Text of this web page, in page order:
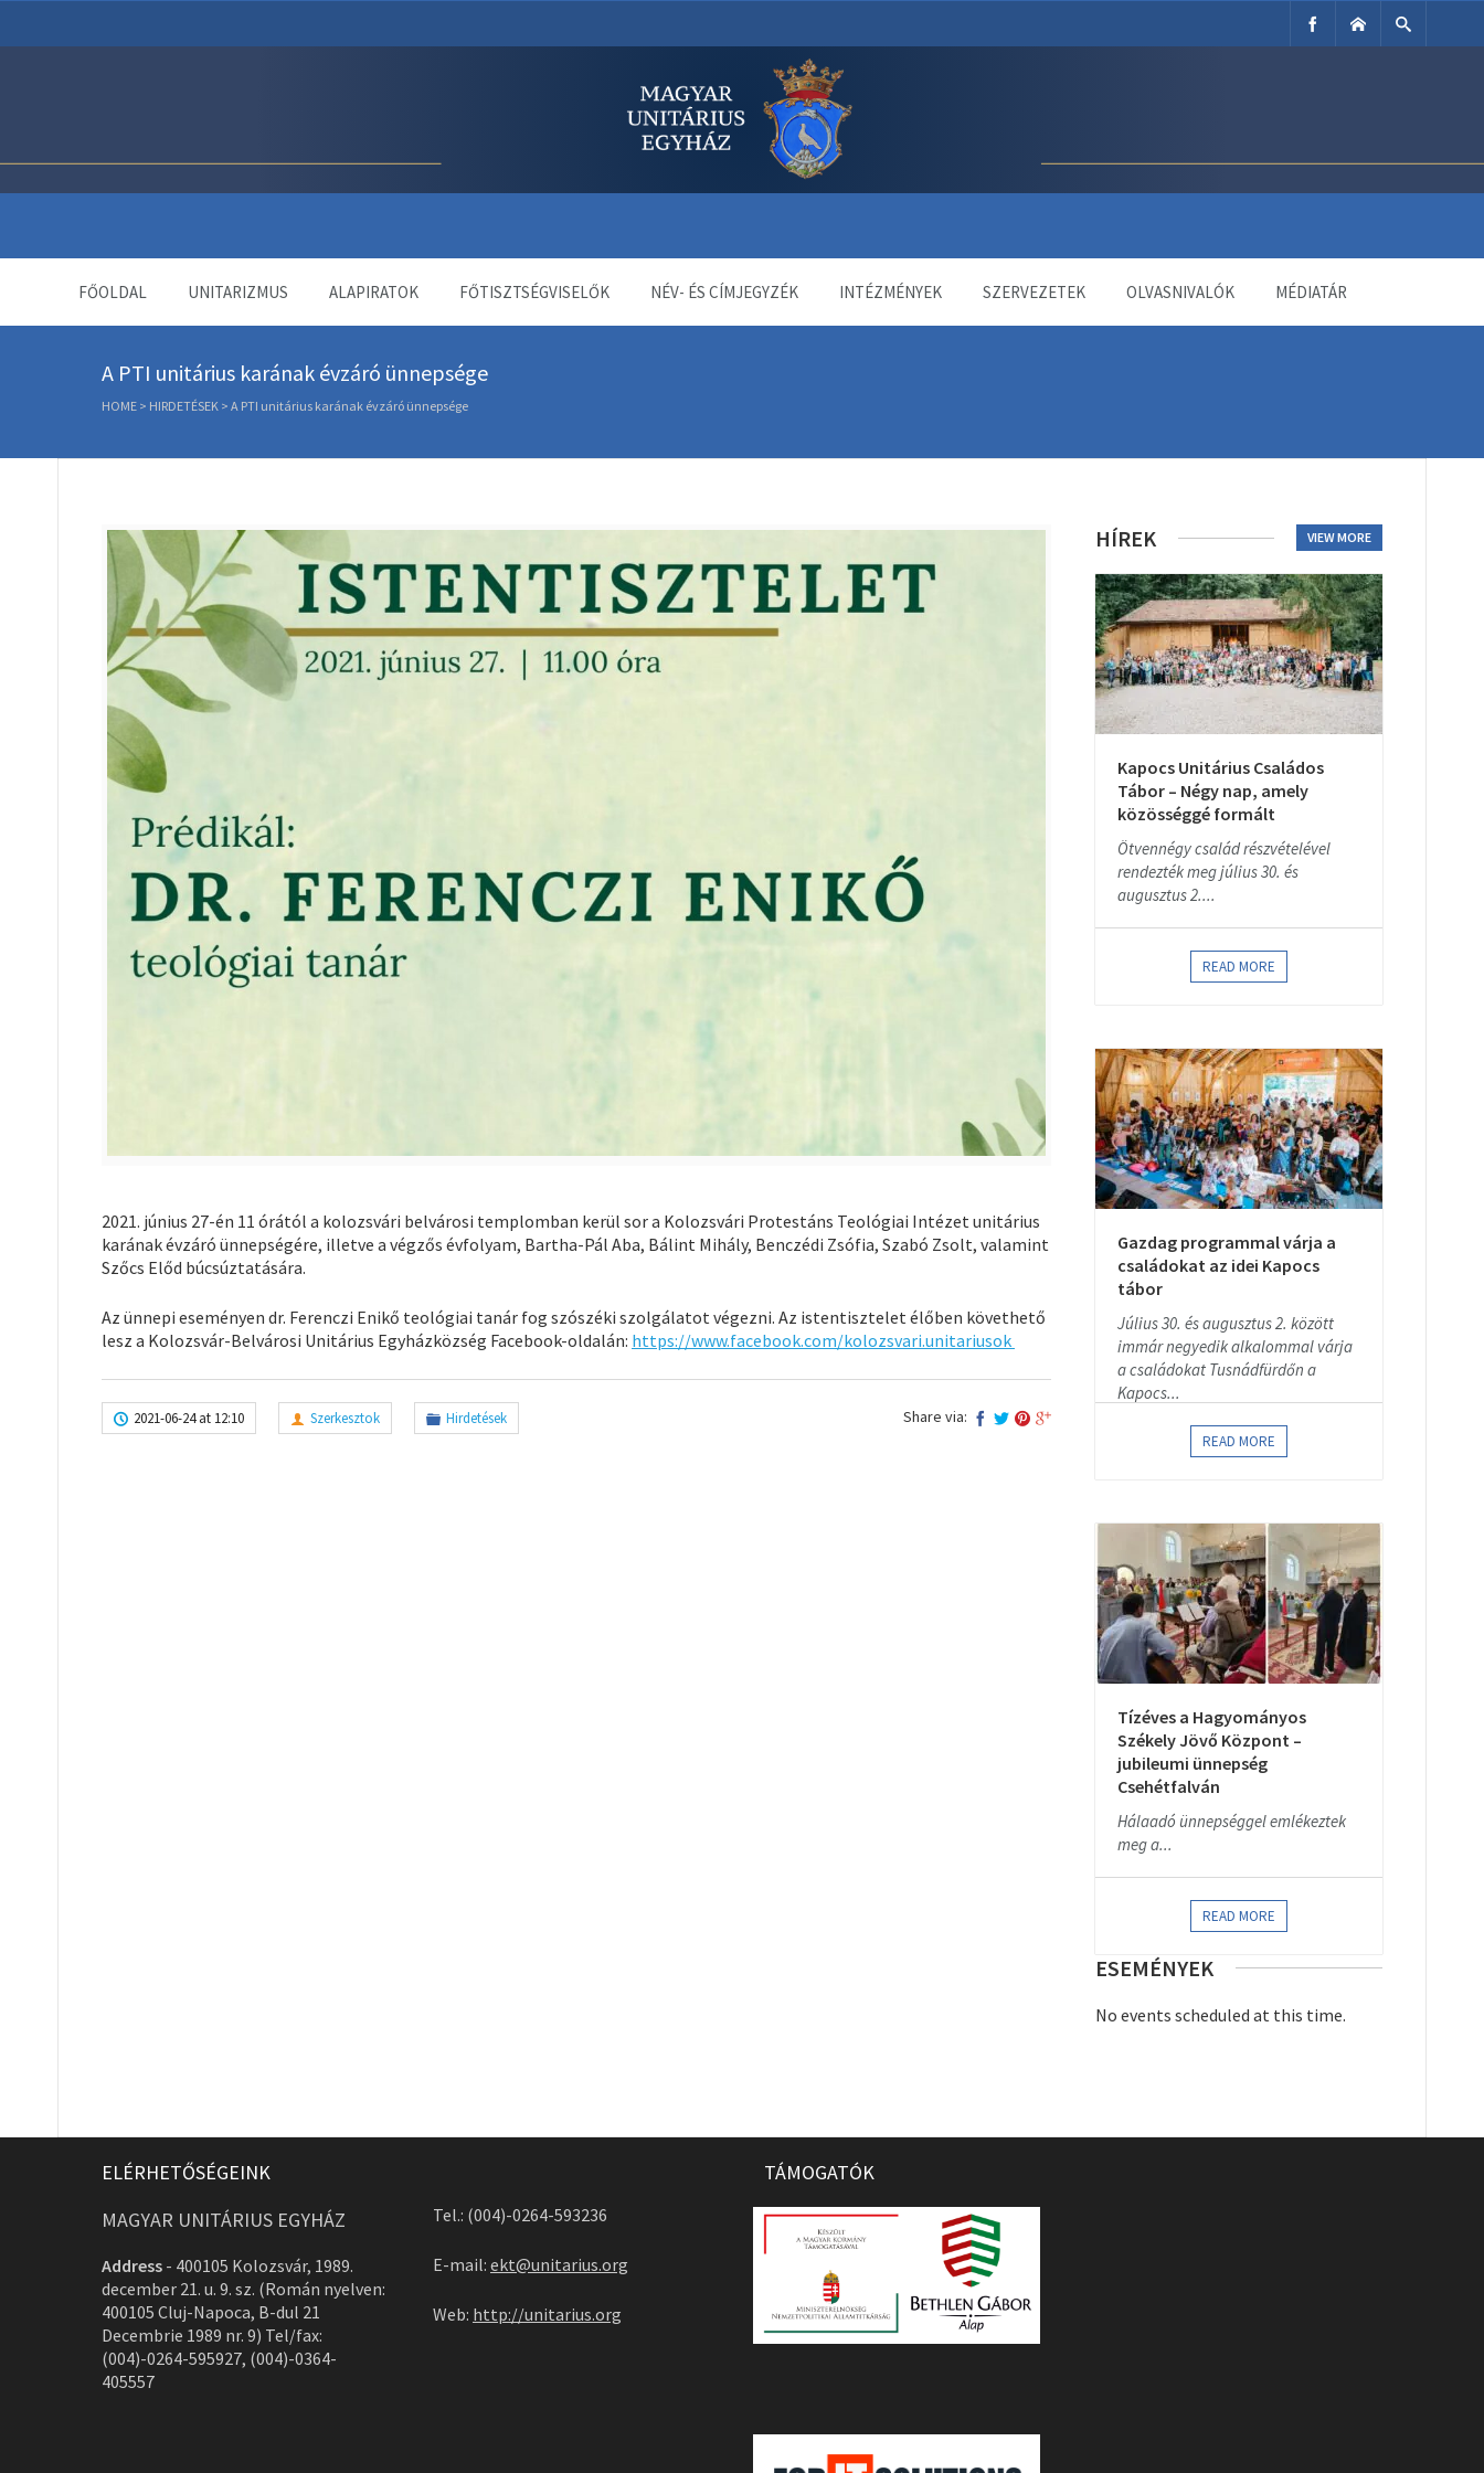
FŐOLDAL UNITARIZMUS ALAPIRATOK FŐTISZTSÉGVISELŐK NÉV- ÉS CÍMJEGYZÉK INTÉZMÉNYEK SZERVEZETEK OLVASNIVALÓK MÉDIATÁR
A PTI unitárius karának évzáró ünnepsége
HOME > HIRDETÉSEK > A PTI unitárius karának évzáró ünnepsége
2021. június 27-én 11 órától a kolozsvári belvárosi templomban kerül sor a Kolozsvári Protestáns Teológiai Intézet unitárius
karának évzáró ünnepségére, illetve a végzős évfolyam, Bartha-Pál Aba, Bálint Mihály, Benczédi Zsófia, Szabó Zsolt, valamint
Szőcs Előd búcsúztatására.
Az ünnepi eseményen dr. Ferenczi Enikő teológiai tanár fog szószéki szolgálatot végezni. Az istentisztelet élőben követhető
lesz a Kolozsvár-Belvárosi Unitárius Egyházközség Facebook-oldalán: https://www.facebook.com/kolozsvari.unitariusok
2021-06-24 at 12:10 Szerkesztok Hirdetések Share via:
HÍREK VIEW MORE
Kapocs Unitárius Családos
Tábor – Négy nap, amely
közösséggé formált
Ötvennégy család részvételével
rendezték meg július 30. és
augusztus 2....
READ MORE
Gazdag programmal várja a
családokat az idei Kapocs
tábor
Július 30. és augusztus 2. között
immár negyedik alkalommal várja
a családokat Tusnádfürdőn a
Kapocs...
READ MORE
Tízéves a Hagyományos
Székely Jövő Központ –
jubileumi ünnepség
Csehétfalván
Hálaadó ünnepséggel emlékeztek
meg a...
READ MORE
ESEMÉNYEK
No events scheduled at this time.
ELÉRHETŐSÉGEINK
MAGYAR UNITÁRIUS EGYHÁZ
Address - 400105 Kolozsvár, 1989.
december 21. u. 9. sz. (Román nyelven:
400105 Cluj-Napoca, B-dul 21
Decembrie 1989 nr. 9) Tel/fax:
(004)-0264-595927, (004)-0364-
405557
Tel.: (004)-0264-593236
E-mail: ekt@unitarius.org
Web: http://unitarius.org
TÁMOGATÓK